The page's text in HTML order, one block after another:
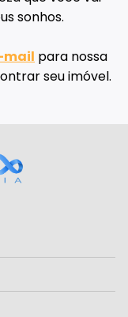
sonhos.
mail para nossa
seu imóvel.